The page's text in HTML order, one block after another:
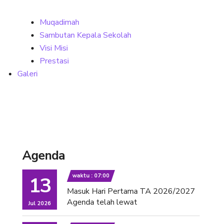
Muqadimah
Sambutan Kepala Sekolah
Visi Misi
Prestasi
Galeri
Agenda
13
Jul 2026
waktu : 07:00
Masuk Hari Pertama TA 2026/2027
Agenda telah lewat